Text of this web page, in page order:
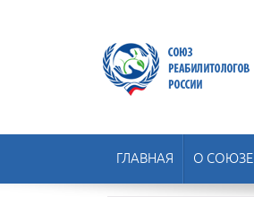
ГЛАВНАЯ О СОЮЗЕ